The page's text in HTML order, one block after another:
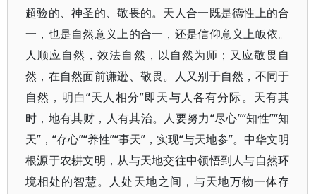
超验的、神圣的、敬畏的。天人合一既是德性上的合
一，也是自然意义上的合一，还是信仰意义上皈依。
人顺应自然，效法自然，以自然为师；又应敬畏自
然，在自然面前谦逊、敬畏。人又别于自然，不同于
自然，明白“天人相分”即天与人各有分际。天有其
时，地有其财，人有其治。人要努力“尽心”“知性”“知
天”，“存心”“养性”“事天”，实现“与天地参”。中华文明
根源于农耕文明，从与天地交往中领悟到人与自然环
境相处的智慧。人处天地之间，与天地万物一体存